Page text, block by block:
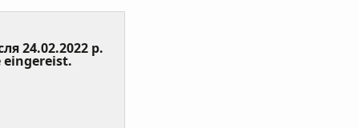
24.02.2022 р.
eingereist. (Value